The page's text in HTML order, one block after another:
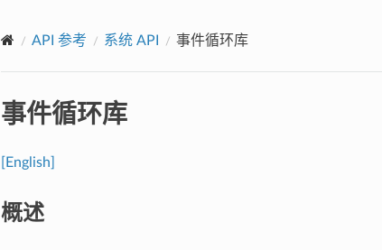
API 参考 系统 API 事件循环库
事件循环库
[English]
概述